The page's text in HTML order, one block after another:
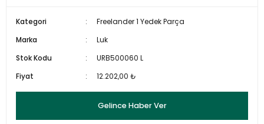
Kategori
Freelander 1 Yedek Parça
Marka
Luk
Stok Kodu
URB500060 L
Fiyat
12.202,00 ₺
Gelince Haber Ver